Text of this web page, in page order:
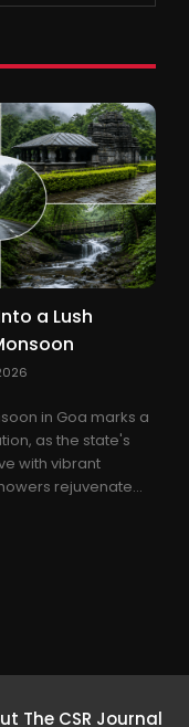
a Lush
in Goa marks a
as the state's
with vibrant
rejuvenate...
The CSR Journal